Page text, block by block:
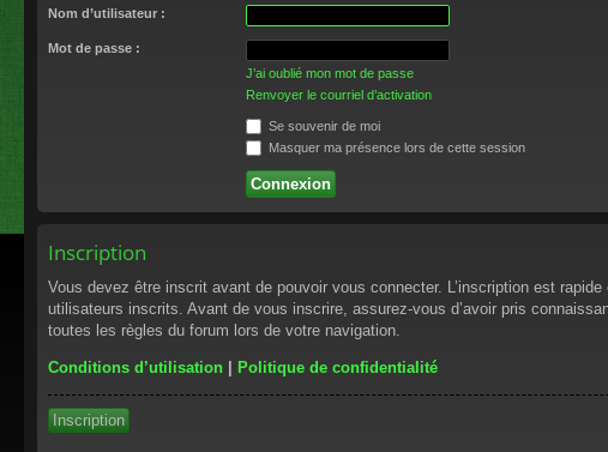
Nom d’utilisateur :
Mot de passe :
J’ai oublié mon mot de passe
Renvoyer le courriel d’activation
Se souvenir de moi
Masquer ma présence lors de cette session
Inscription
Vous devez être inscrit avant de pouvoir vous connecter. L’inscription est
utilisateurs inscrits. Avant de vous inscrire, assurez-vous d’avoir pris
toutes les règles du forum lors de votre navigation.
Conditions d’utilisation | Politique de confidentialité
Inscription